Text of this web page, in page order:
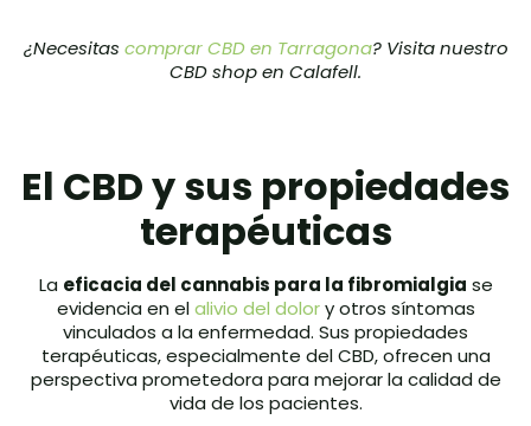
¿Necesitas comprar CBD en Tarragona? Visita nuestro
CBD shop en Calafell.
El CBD y sus propiedades
terapéuticas
La eficacia del cannabis para la fibromialgia se
evidencia en elalivio del dolory otros síntomas
vinculados a la enfermedad. Sus propiedades
terapéuticas, especialmente del CBD, ofrecen una
perspectiva prometedora para mejorar la calidad de
vida de los pacientes.